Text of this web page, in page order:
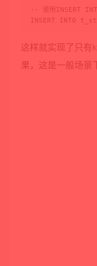
-- 使用INSERT
INSERT INTO
这样就实现了只
果，这是一般场景